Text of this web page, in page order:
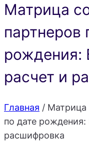
Матрица
партнеров
рождения:
расчет и
Главная / Матрица
по дате
расшифровка